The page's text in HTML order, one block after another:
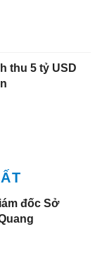
thu 5 tỷ USD
đốc Sở